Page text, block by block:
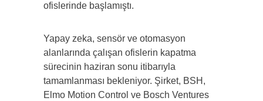
ofislerinde başlamıştı.
Yapay zeka, sensör ve otomasyon
alanlarında çalışan ofislerin kapatma
sürecinin haziran sonu itibarıyla
tamamlanması bekleniyor. Şirket, BSH,
Elmo Motion Control ve Bosch Ventures